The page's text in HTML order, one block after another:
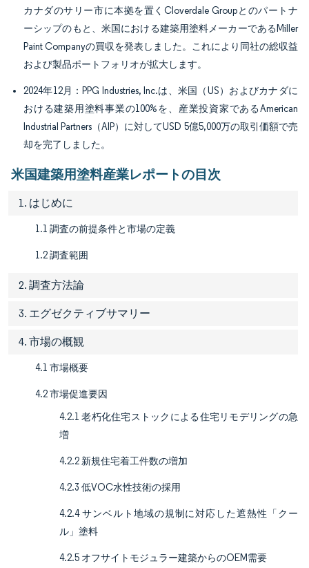
カナダのサリー市に本拠を置くCloverdale Groupとのパートナ
ーシップのもと、米国における建築用塗料メーカーであるMiller
Paint Companyの買収を発表しました。これにより同社の総収益
および製品ポートフォリオが拡大します。
2024年12月：PPG Industries, Inc.は、米国（US）およびカナダに
おける建築用塗料事業の100%を、産業投資家であるAmerican
Industrial Partners（AIP）に対してUSD 5億5,000万の取引価額で売
却を完了しました。
米国建築用塗料産業レポートの目次
1. はじめに
1.1 調査の前提条件と市場の定義
1.2 調査範囲
2. 調査方法論
3. エグゼクティブサマリー
4. 市場の概観
4.1 市場概要
4.2 市場促進要因
4.2.1 老朽化住宅ストックによる住宅リモデリングの急
増
4.2.2 新規住宅着工件数の増加
4.2.3 低VOC水性技術の採用
4.2.4 サンベルト地域の規制に対応した遮熱性「クー
ル」塗料
4.2.5 オフサイトモジュラー建築からのOEM需要